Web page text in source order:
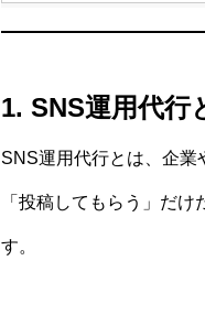
1. SNS運用代行
SNS運用代行とは、企業
「投稿してもらう」だ
す。